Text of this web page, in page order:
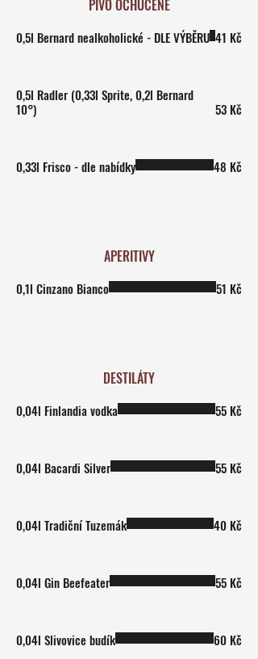
PIVO OCHUCENÉ
0,5l Bernard nealkoholické - DLE VÝBĚRU 41 Kč
0,5l Radler (0,33l Sprite, 0,2l Bernard
10°)
53 Kč
0,33l Frisco - dle nabídky 48 Kč
APERITIVY
0,1l Cinzano Bianco 51 Kč
DESTILÁTY
0,04l Finlandia vodka 55 Kč
0,04l Bacardi Silver 55 Kč
0,04l Tradiční Tuzemák 40 Kč
0,04l Gin Beefeater 55 Kč
0,04l Slivovice budík 60 Kč